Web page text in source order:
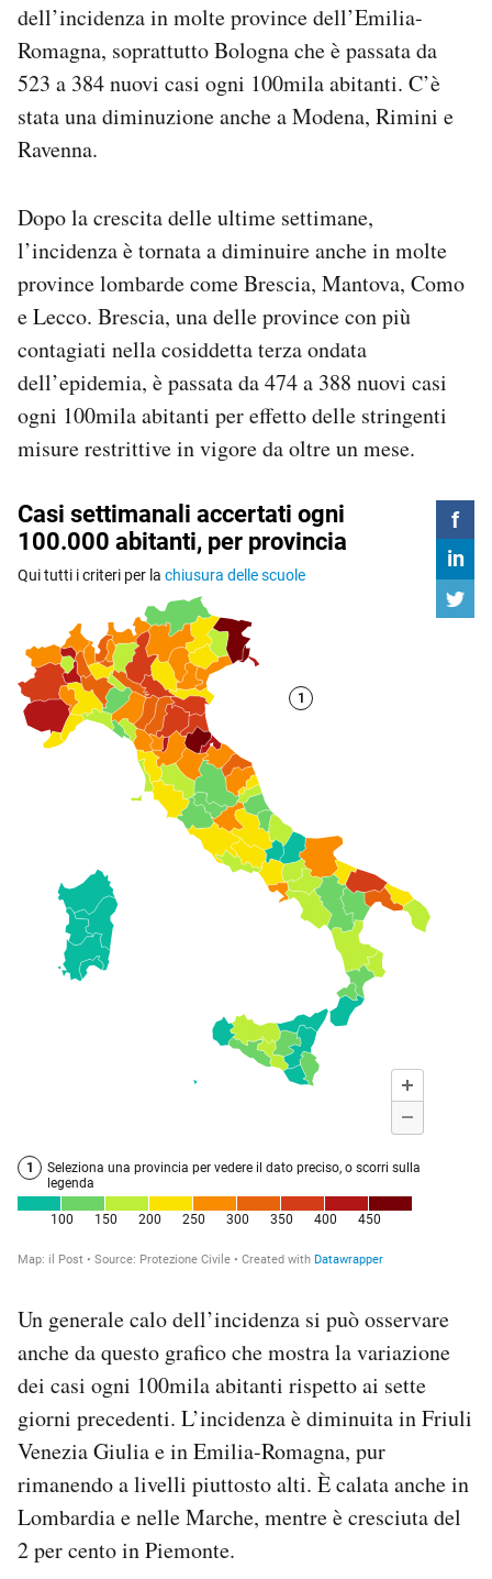
dell’incidenza in molte province dell’Emilia-
Romagna, soprattutto Bologna che è passata da
523 a 384 nuovi casi ogni 100mila abitanti. C’è
stata una diminuzione anche a Modena, Rimini e
Ravenna.
Dopo la crescita delle ultime settimane,
l’incidenza è tornata a diminuire anche in molte
province lombarde come Brescia, Mantova, Como
e Lecco. Brescia, una delle province con più
contagiati nella cosiddetta terza ondata
dell’epidemia, è passata da 474 a 388 nuovi casi
ogni 100mila abitanti per effetto delle stringenti
misure restrittive in vigore da oltre un mese.
Un generale calo dell’incidenza si può osservare
anche da questo grafico che mostra la variazione
dei casi ogni 100mila abitanti rispetto ai sette
giorni precedenti. L’incidenza è diminuita in Friuli
Venezia Giulia e in Emilia-Romagna, pur
rimanendo a livelli piuttosto alti. È calata anche in
Lombardia e nelle Marche, mentre è cresciuta del
2 per cento in Piemonte.